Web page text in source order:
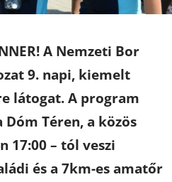
A Nemzeti Bor
9. napi, kiemelt
látogat. A program
Téren, a közös
17:00 – tól veszi
és a 7km-es amatőr